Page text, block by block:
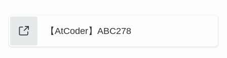
【AtCoder】ABC278